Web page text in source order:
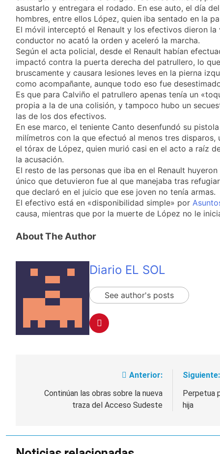
de barrio de la Liga
Femenina de fútbol
recibieron material
deportivo
24 Horas Atrás
Consejo Federal del
Trabajo: un nuevo
reclamo por el
respeto al
federalismo
1 Día Atrás
Boca oficializó la
llegada de Enner
Valencia
1 Día Atrás
Carlos Balor y
monseñor Tissera en
San Cayetano
asustarlo y entregara el rodado. En ese auto, el día
hombres, entre ellos López, quien iba sentado en la
El móvil interceptó el Renault y los efectivos dieron
conductor no acató la orden y aceleró la marcha.
Según el acta policial, desde el Renault habían
impactó contra la puerta derecha del patrullero, lo
bruscamente y causara lesiones leves en la pierna
como acompañante, aunque todo eso fue
Es que para Calviño el patrullero apenas tenía un
propia a la de una colisión, y tampoco hubo un
las de los dos efectivos.
En ese marco, el teniente Canto desenfundó su
milímetros con la que efectuó al menos tres disparos,
el tórax de López, quien murió casi en el acto a raíz
la acusación.
El resto de las personas que iba en el Renault
único que detuvieron fue al que manejaba tras
que declaró en el juicio que ese joven no tenía armas.
El efectivo está en «disponibilidad simple» por
causa, mientras que por la muerte de López no le
About The Author
Diario EL SOL
See author's posts
Anterior:
Continúan las obras sobre la nueva
traza del Acceso Sudeste
Siguiente:
Perpetua
hija